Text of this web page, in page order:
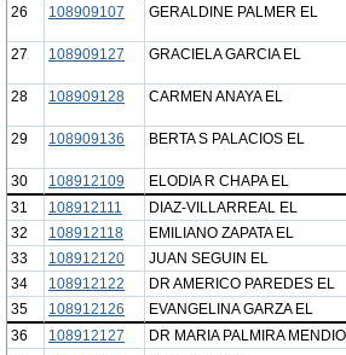
26
108909107 GERALDINE PALMER EL
27 108909127 GRACIELA GARCIA EL
28 108909128 CARMEN ANAYA EL
29 108909136 BERTA S PALACIOS EL
30 108912109
ELODIA R CHAPA EL
31
108912111
DIAZ-VILLARREAL EL
32
108912118
EMILIANO ZAPATA EL
33
108912120
JUAN SEGUIN EL
34
108912122
DR AMERICO PAREDES EL
35
108912126
EVANGELINA GARZA EL
36
108912127
DR MARIA PALMIRA